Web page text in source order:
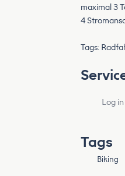
maximal 3
4
Tags:
Log
Tags
Biking